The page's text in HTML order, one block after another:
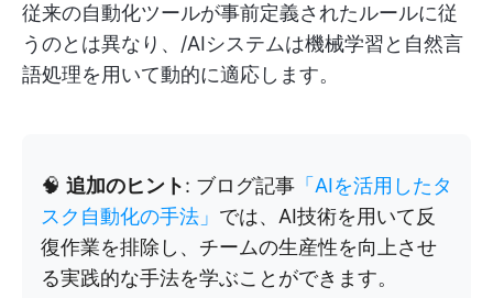
従来の自動化ツールが事前定義されたルールに従
うのとは異なり、/AIシステムは機械学習と自然言
語処理を用いて動的に適応します。
🧠 追加のヒント: ブログ記事 「AIを活用したタ
スク自動化の手法」 では、AI技術を用いて反
復作業を排除し、チームの生産性を向上させ
る実践的な手法を学ぶことができます。